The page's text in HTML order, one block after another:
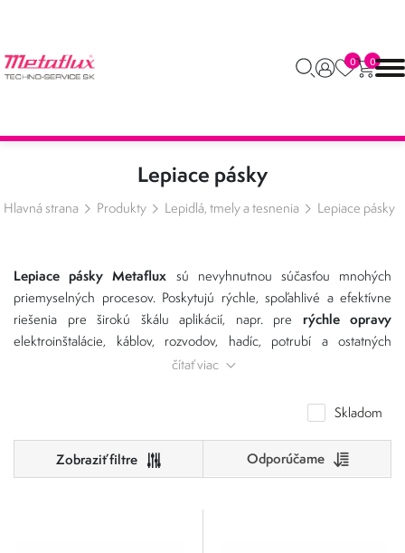
0 0
Lepiace pásky
Hlavná strana Produkty Lepidlá, tmely a tesnenia Lepiace pásky
Lepiace pásky Metaflux sú nevyhnutnou súčasťou mnohých
priemyselných procesov. Poskytujú rýchle, spoľahlivé a efektívne
riešenia pre širokú škálu aplikácií, napr. pre rýchle opravy
elektroinštalácie, káblov, rozvodov, hadíc, potrubí a ostatných
povrchov, ktoré vyžadujú okamžitú opravu izolácie alebo tesností.
priľnavosť, odolnosť a flexibilita . Pri výbere
lepiacej pásky pre priemyselnú aplikáciu je dôležité zvážiť špecifické
potreby aplikácie.
čítať viac
Skladom
Odporúčame